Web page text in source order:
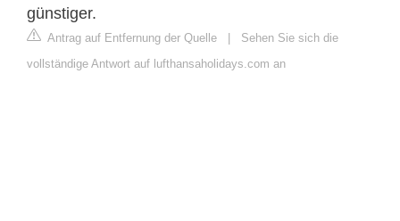
günstiger.
Antrag auf Entfernung der Quelle
Sehen Sie sich die
vollständige Antwort auf lufthansaholidays.com an